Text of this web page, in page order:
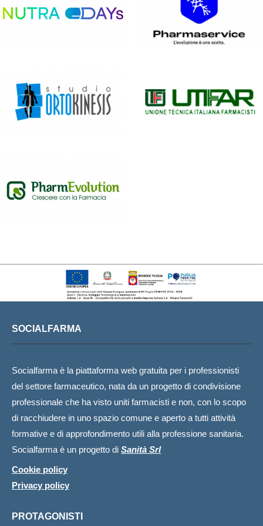
SOCIALFARMA
Socialfarma è la piattaforma web gratuita per i professionisti
del settore farmaceutico, nata da un progetto di condivisione
professionale che ha visto uniti farmacisti e non, con lo scopo
di racchiudere in uno spazio comune e aperto a tutti attività
formative e di approfondimento utili alla professione sanitaria.
Socialfarma è un progetto di Sanità Srl
Cookie policy
Privacy policy
PROTAGONISTI